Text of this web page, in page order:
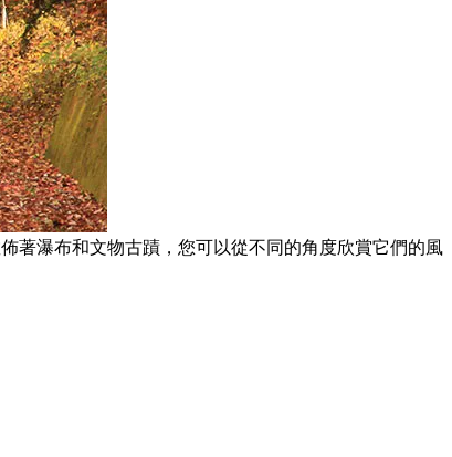
著瀑布和文物古蹟，您可以從不同的角度欣賞它們的風